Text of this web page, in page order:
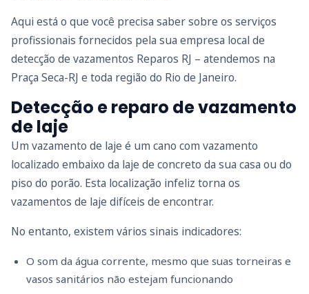
Aqui está o que você precisa saber sobre os serviços
profissionais fornecidos pela sua empresa local de
detecção de vazamentos Reparos RJ – atendemos na
Praça Seca-RJ e toda região do Rio de Janeiro.
Detecção e reparo de vazamento
de laje
Um vazamento de laje é um cano com vazamento
localizado embaixo da laje de concreto da sua casa ou do
piso do porão. Esta localização infeliz torna os
vazamentos de laje difíceis de encontrar.
No entanto, existem vários sinais indicadores:
O som da água corrente, mesmo que suas torneiras e
vasos sanitários não estejam funcionando